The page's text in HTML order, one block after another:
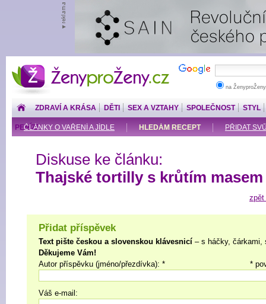
ŽenyproŽeny.cz
na
ZDRAVÍ A KRÁSA DĚTI SEX A VZTAHY SPOLEČNOST STYL
ČLÁNKY O VAŘENÍ A JÍDLE HLEDÁM RECEPT PŘIDAT
PENÍZE
Diskuse ke článku:
Thajské tortilly s krůtím masem
zpět
Přidat příspěvek
Text pište českou a slovenskou klávesnicí – s háčky, čárkami,
Děkujeme Vám!
*
Autor příspěvku (jméno/přezdívka): *
Váš e-mail: